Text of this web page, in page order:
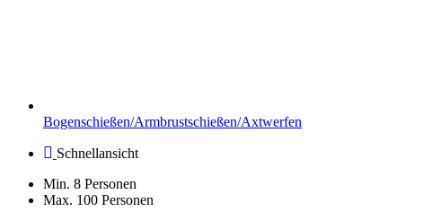
Bogenschießen/Armbrustschießen/Axtwerfen
Schnellansicht
Min. 8 Personen
Max. 100 Personen